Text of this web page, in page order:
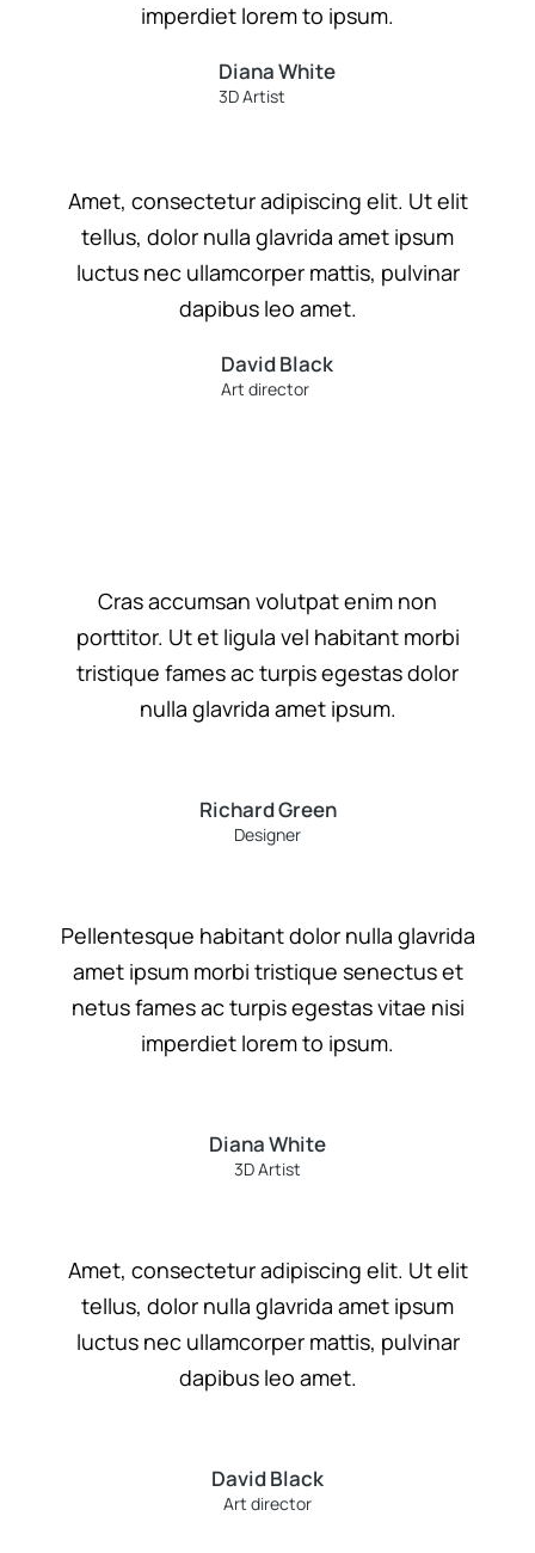
imperdiet lorem to ipsum.
Diana White
3D Artist
Amet, consectetur adipiscing elit. Ut elit
tellus, dolor nulla glavrida amet ipsum
luctus nec ullamcorper mattis, pulvinar
dapibus leo amet.
David Black
Art director
Cras accumsan volutpat enim non
porttitor. Ut et ligula vel habitant morbi
tristique fames ac turpis egestas dolor
nulla glavrida amet ipsum.
Richard Green
Designer
Pellentesque habitant dolor nulla glavrida
amet ipsum morbi tristique senectus et
netus fames ac turpis egestas vitae nisi
imperdiet lorem to ipsum.
Diana White
3D Artist
Amet, consectetur adipiscing elit. Ut elit
tellus, dolor nulla glavrida amet ipsum
luctus nec ullamcorper mattis, pulvinar
dapibus leo amet.
David Black
Art director